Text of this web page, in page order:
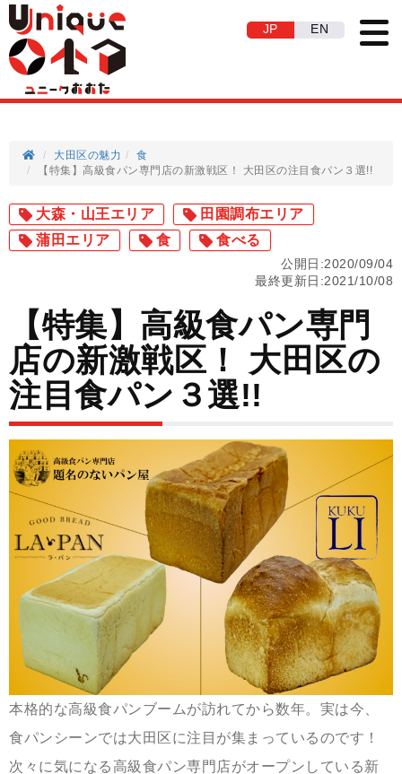
JP EN
大田区の魅力
食
【特集】高級食パン専門店の新激戦区！ 大田区の注目食パン３選!!
大森・山王エリア
田園調布エリア
蒲田エリア
食 食べる
公開日:2020/09/04
最終更新日:2021/10/08
【特集】高級食パン専門
店の新激戦区！ 大田区の
注目食パン３選!!
本格的な高級食パンブームが訪れてから数年。実は今、
食パンシーンでは大田区に注目が集まっているのです！
次々に気になる高級食パン専門店がオープンしている新